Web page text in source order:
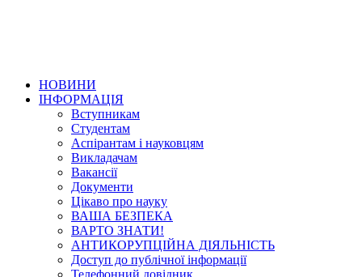
НОВИНИ
ІНФОРМАЦІЯ
Вступникам
Студентам
Аспірантам і науковцям
Викладачам
Вакансії
Документи
Цікаво про науку
ВАША БЕЗПЕКА
ВАРТО ЗНАТИ!
АНТИКОРУПЦІЙНА ДІЯЛЬНІСТЬ
Доступ до публічної інформації
Телефонний довідник